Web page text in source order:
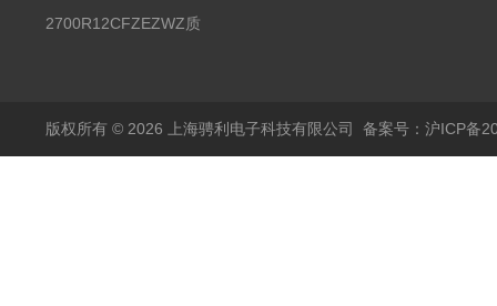
统台
2700R12CFZEZWZ质
版权所有 © 2026 上海骋利电子科技有限公司 备案号：沪ICP备